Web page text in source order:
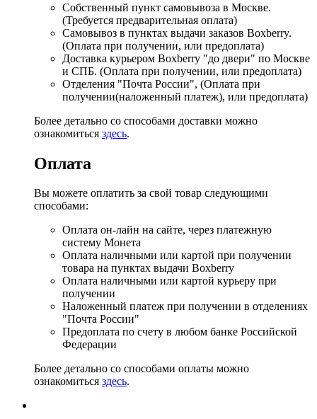
Собственный пункт самовывоза в Москве.
(Требуется предварительная оплата)
Самовывоз в пунктах выдачи заказов Boxberry.
(Оплата при получении, или предоплата)
Доставка курьером Boxberry "до двери" по Москве
и СПБ. (Оплата при получении, или предоплата)
Отделения "Почта России", (Оплата при
получении(наложенный платеж), или предоплата)
Более детально со способами доставки можно
ознакомиться здесь.
Оплата
Вы можете оплатить за свой товар следующими
способами:
Оплата он-лайн на сайте, через платежную
систему Монета
Оплата наличными или картой при получении
товара на пунктах выдачи Boxberry
Оплата наличными или картой курьеру при
получении
Наложенный платеж при получении в отделениях
"Почта России"
Предоплата по счету в любом банке Российской
Федерации
Более детально со способами оплаты можно
ознакомиться здесь.